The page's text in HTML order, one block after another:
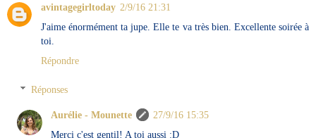
avintagegirltoday 2/9/16 21:31
J'aime énormément ta jupe. Elle te va très bien. Excellente soirée à
toi.
Répondre
Réponses
Aurélie - Mounette
27/9/16 15:35
Merci c'est gentil! A toi aussi :D